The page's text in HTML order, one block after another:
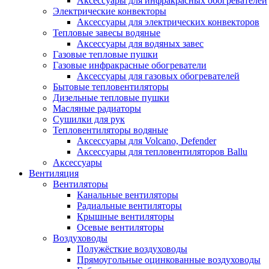
Электрические конвекторы
Аксессуары для электрических конвекторов
Тепловые завесы водяные
Аксессуары для водяных завес
Газовые тепловые пушки
Газовые инфракрасные обогреватели
Аксессуары для газовых обогревателей
Бытовые тепловентиляторы
Дизельные тепловые пушки
Масляные радиаторы
Сушилки для рук
Тепловентиляторы водяные
Аксессуары для Volcano, Defender
Аксессуары для тепловентиляторов Ballu
Аксессуары
Вентиляция
Вентиляторы
Канальные вентиляторы
Радиальные вентиляторы
Крышные вентиляторы
Осевые вентиляторы
Воздуховоды
Полужёсткие воздуховоды
Прямоугольные оцинкованные воздуховоды